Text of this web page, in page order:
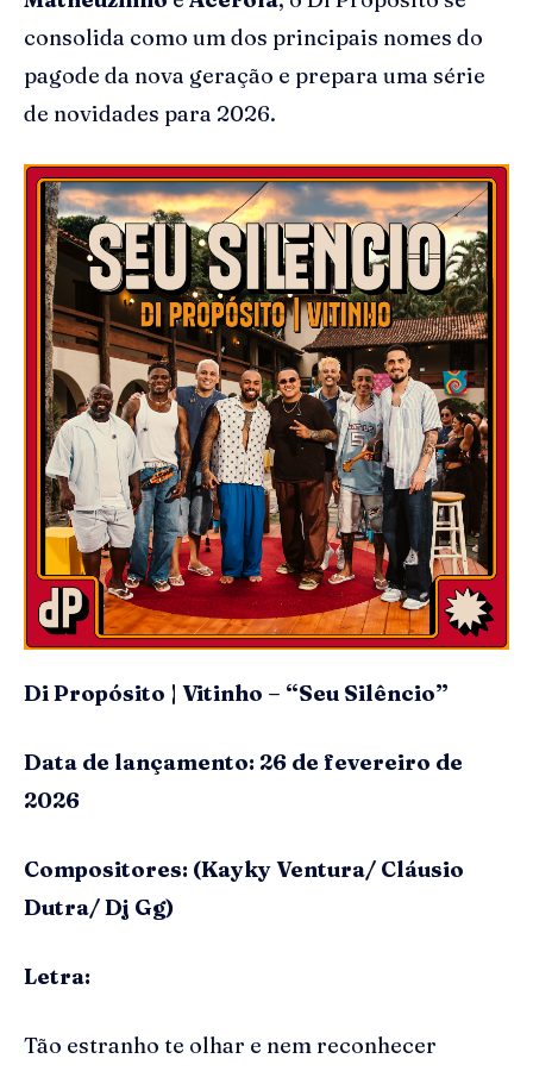
consolida como um dos principais nomes do
pagode da nova geração e prepara uma série
de novidades para 2026.
Di Propósito | Vitinho – “Seu Silêncio”
Data de lançamento: 26 de fevereiro de
2026
Compositores: (Kayky Ventura/ Cláusio
Dutra/ Dj Gg)
Letra:
Tão estranho te olhar e nem reconhecer